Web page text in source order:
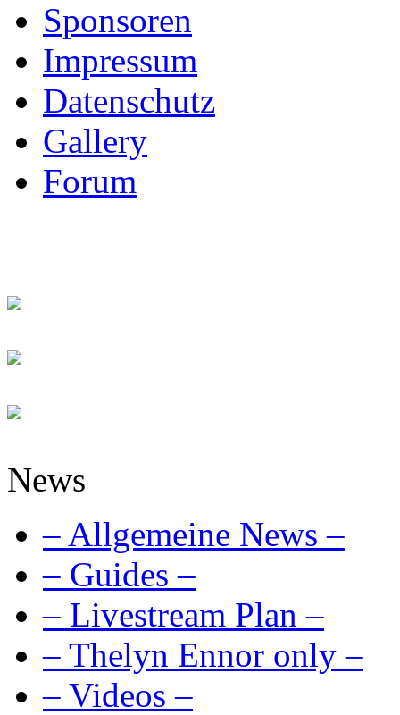
Sponsoren
Impressum
Datenschutz
Gallery
Forum
News
– Allgemeine News –
– Guides –
– Livestream Plan –
– Thelyn Ennor only –
– Videos –